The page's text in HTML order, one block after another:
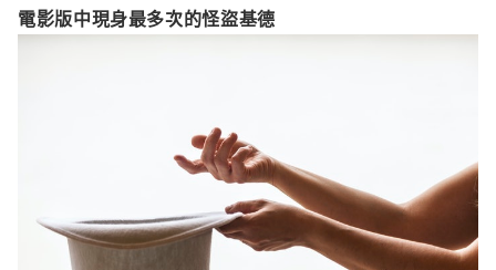
電影版中現身最多次的怪盜基德